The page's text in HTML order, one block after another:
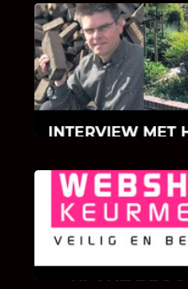
INTERVIEW MET
Hoe Bricks and
Hans Boerema
klinkers
KLANT
We zijn er zeer op
als klant van ons en